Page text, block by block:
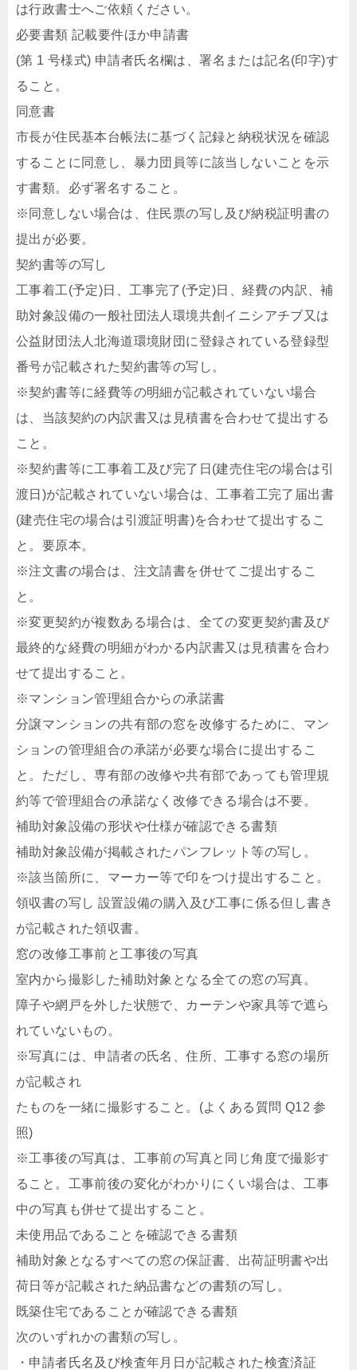
は行政書士へご依頼ください。
必要書類 記載要件ほか申請書
(第 1 号様式) 申請者氏名欄は、署名または記名(印字)す
ること。
同意書
市長が住民基本台帳法に基づく記録と納税状況を確認
することに同意し、暴力団員等に該当しないことを示
す書類。必ず署名すること。
※同意しない場合は、住民票の写し及び納税証明書の
提出が必要。
契約書等の写し
工事着工(予定)日、工事完了(予定)日、経費の内訳、補
助対象設備の一般社団法人環境共創イニシアチブ又は
公益財団法人北海道環境財団に登録されている登録型
番号が記載された契約書等の写し。
※契約書等に経費等の明細が記載されていない場合
は、当該契約の内訳書又は見積書を合わせて提出する
こと。
※契約書等に工事着工及び完了日(建売住宅の場合は引
渡日)が記載されていない場合は、工事着工完了届出書
(建売住宅の場合は引渡証明書)を合わせて提出するこ
と。要原本。
※注文書の場合は、注文請書を併せてご提出するこ
と。
※変更契約が複数ある場合は、全ての変更契約書及び
最終的な経費の明細がわかる内訳書又は見積書を合わ
せて提出すること。
※マンション管理組合からの承諾書
分譲マンションの共有部の窓を改修するために、マン
ションの管理組合の承諾が必要な場合に提出するこ
と。ただし、専有部の改修や共有部であっても管理規
約等で管理組合の承諾なく改修できる場合は不要。
補助対象設備の形状や仕様が確認できる書類
補助対象設備が掲載されたパンフレット等の写し。
※該当箇所に、マーカー等で印をつけ提出すること。
領収書の写し 設置設備の購入及び工事に係る但し書き
が記載された領収書。
窓の改修工事前と工事後の写真
室内から撮影した補助対象となる全ての窓の写真。
障子や網戸を外した状態で、カーテンや家具等で遮ら
れていないもの。
※写真には、申請者の氏名、住所、工事する窓の場所
が記載され
たものを一緒に撮影すること。(よくある質問 Q12 参
照)
※工事後の写真は、工事前の写真と同じ角度で撮影す
ること。工事前後の変化がわかりにくい場合は、工事
中の写真も併せて提出すること。
未使用品であることを確認できる書類
補助対象となるすべての窓の保証書、出荷証明書や出
荷日等が記載された納品書などの書類の写し。
既築住宅であることが確認できる書類
次のいずれかの書類の写し。
・申請者氏名及び検査年月日が記載された検査済証